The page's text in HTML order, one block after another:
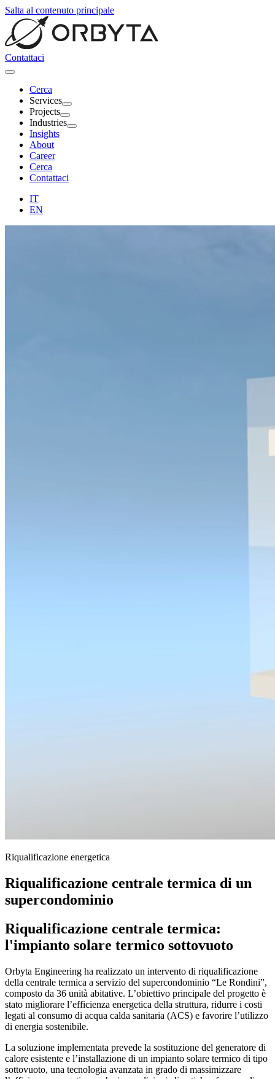
Salta al contenuto principale
Contattaci
Cerca
Services
Projects
Industries
Insights
About
Career
Cerca
Contattaci
IT
EN
Riqualificazione energetica
Riqualificazione centrale termica di un
supercondominio
Riqualificazione centrale termica:
l'impianto solare termico sottovuoto
Orbyta Engineering ha realizzato un intervento di riqualificazione
della centrale termica a servizio del supercondominio “Le Rondini”,
composto da 36 unità abitative. L’obiettivo principale del progetto è
stato migliorare l’efficienza energetica della struttura, ridurre i costi
legati al consumo di acqua calda sanitaria (ACS) e favorire l’utilizzo
di energia sostenibile.
La soluzione implementata prevede la sostituzione del generatore di
calore esistente e l’installazione di un impianto solare termico di tipo
sottovuoto, una tecnologia avanzata in grado di massimizzare